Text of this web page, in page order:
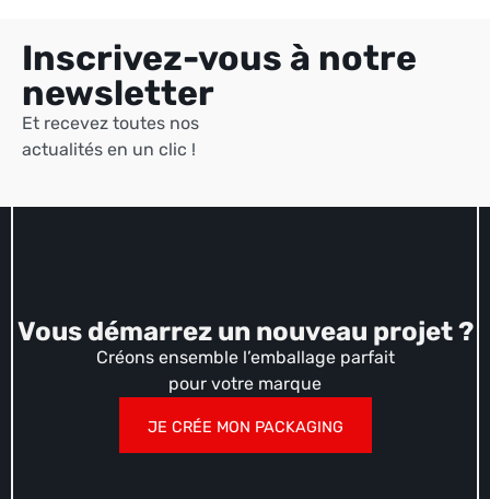
Inscrivez-vous à notre
newsletter
Et recevez toutes nos
actualités en un clic !
Vous démarrez un nouveau projet ?
Créons ensemble l’emballage parfait
pour votre marque
JE CRÉE MON PACKAGING